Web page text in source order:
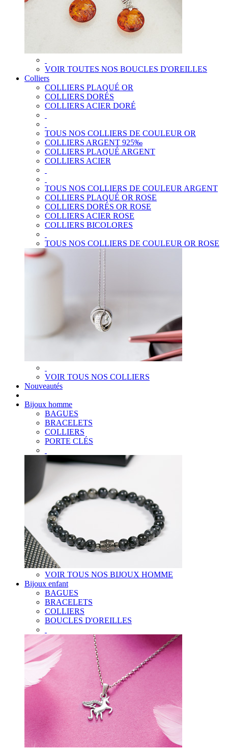
VOIR TOUTES NOS BOUCLES D'OREILLES
Colliers
COLLIERS PLAQUÉ OR
COLLIERS DORÉS
COLLIERS ACIER DORÉ
TOUS NOS COLLIERS DE COULEUR OR
COLLIERS ARGENT 925‰
COLLIERS PLAQUÉ ARGENT
COLLIERS ACIER
TOUS NOS COLLIERS DE COULEUR ARGENT
COLLIERS PLAQUÉ OR ROSE
COLLIERS DORÉS OR ROSE
COLLIERS ACIER ROSE
COLLIERS BICOLORES
TOUS NOS COLLIERS DE COULEUR OR ROSE
VOIR TOUS NOS COLLIERS
Nouveautés
Bijoux homme
BAGUES
BRACELETS
COLLIERS
PORTE CLÉS
VOIR TOUS NOS BIJOUX HOMME
Bijoux enfant
BAGUES
BRACELETS
COLLIERS
BOUCLES D'OREILLES